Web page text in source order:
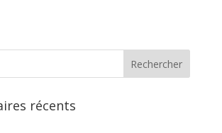
récents